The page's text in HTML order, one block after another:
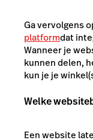
Ga vervolgens
platformdat
Wanneer je
kunnen delen,
kun je je
Welke
Een website